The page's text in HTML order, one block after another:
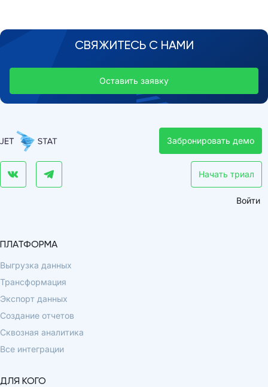
СВЯЖИТЕСЬ С НАМИ
Оставить заявку
Забронировать демо
Начать триал
Войти
ПЛАТФОРМА
Выгрузка данных
Трансформация
Экспорт данных
Создание отчетов
Сквозная аналитика
Все интеграции
ДЛЯ КОГО